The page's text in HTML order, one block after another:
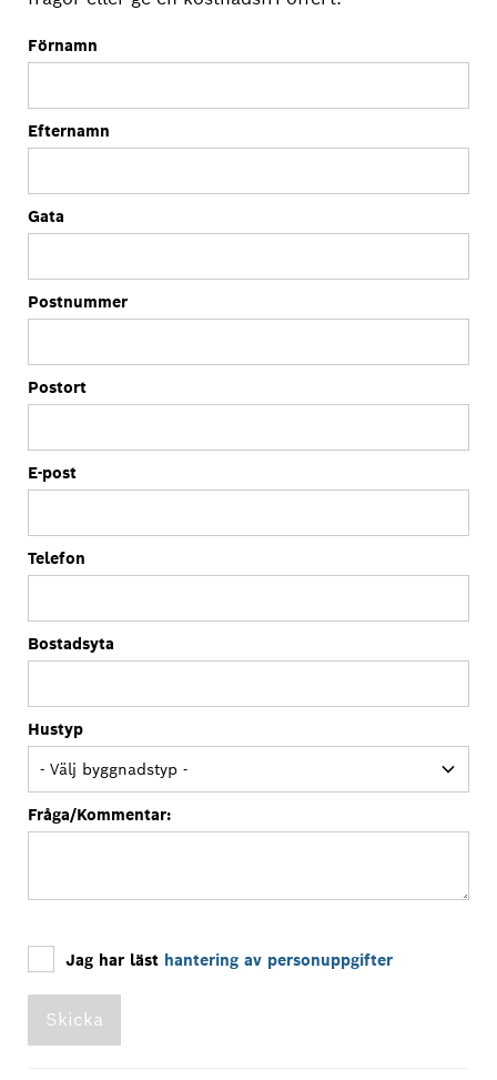
Förnamn
Efternamn
Gata
Postnummer
Postort
E-post
Telefon
Bostadsyta
Hustyp
Fråga/Kommentar:
Jag har läst hantering av personuppgifter
Skicka